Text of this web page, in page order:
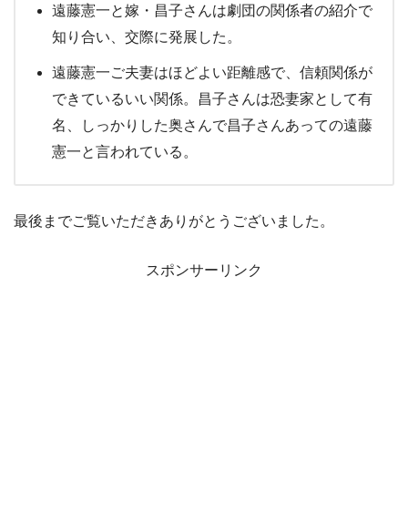
遠藤憲一と嫁・昌子さんは劇団の関係者の紹介で
知り合い、交際に発展した。
遠藤憲一ご夫妻はほどよい距離感で、信頼関係が
できているいい関係。昌子さんは恐妻家として有
名、しっかりした奥さんで昌子さんあっての遠藤
憲一と言われている。
最後までご覧いただきありがとうございました。
スポンサーリンク